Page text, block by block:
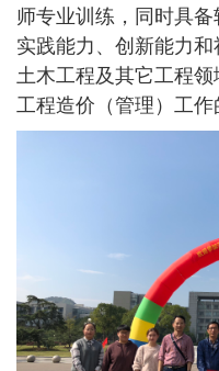
师专业训练，同时具备
实践能力、创新能力
土木工程及其它工程
工程造价（管理）工作